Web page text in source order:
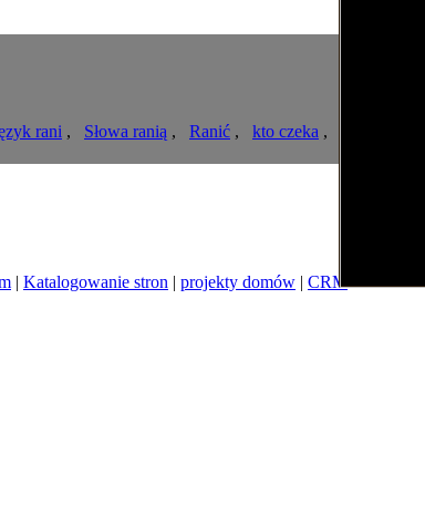
rani , Słowa ranią , Ranić , kto czeka , mala
| Katalogowanie stron | projekty domów | CRM